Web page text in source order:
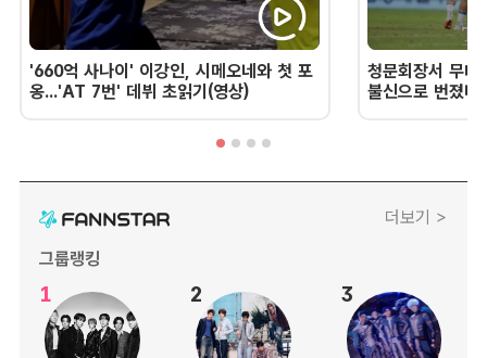
'660억 사나이' 이강인, 시메오네와 첫 포
옹...'AT 7번' 데뷔 초읽기(영상)
청문회장서 무너
불신으로 번졌
더보기 >
그룹랭킹
1 2 3